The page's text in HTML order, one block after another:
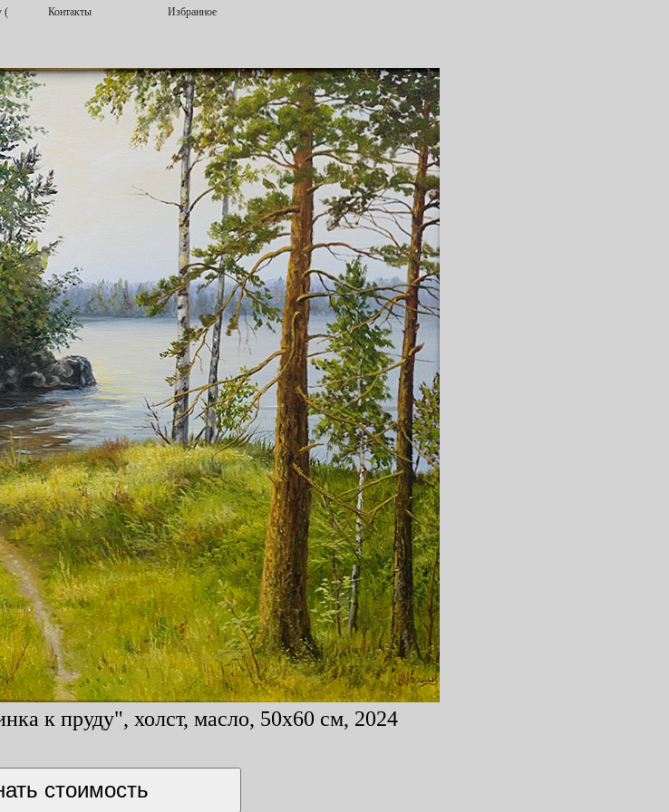
к пруду", холст, масло, 50x60 см, 2024